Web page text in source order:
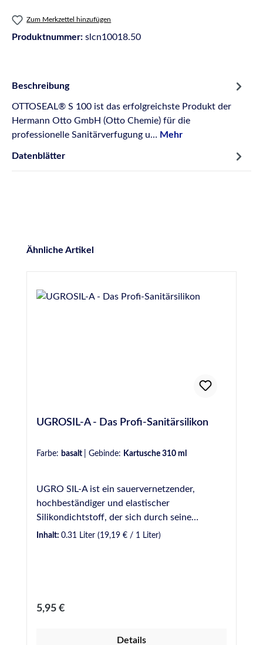
Zum Merkzettel hinzufügen
Produktnummer: slcn10018.50
Beschreibung
OTTOSEAL® S 100 ist das erfolgreichste Produkt der
Hermann Otto GmbH (Otto Chemie) für die
professionelle Sanitärverfugung u… Mehr
Datenblätter
Produktgalerie überspringen
Ähnliche Artikel
UGROSIL-A - Das Profi-Sanitärsilikon
Farbe: basalt Gebinde: Kartusche 310 ml
UGRO SIL-A ist ein sauervernetzender,
hochbeständiger und elastischer
Silikondichtstoff, der sich durch seine
Vielseitigkeit beim Einsatz in
auch in Bereichen mit höherer Beanspruchung
im Außenbereich, wie Schwimmbäder und
Inhalt: 0.31 Liter (19,19 € / 1 Liter)
Regulärer Preis:
5,95 €
Details